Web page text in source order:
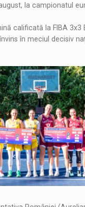
la campionatul
calificată la FIBA 3x3
în meciul decisiv